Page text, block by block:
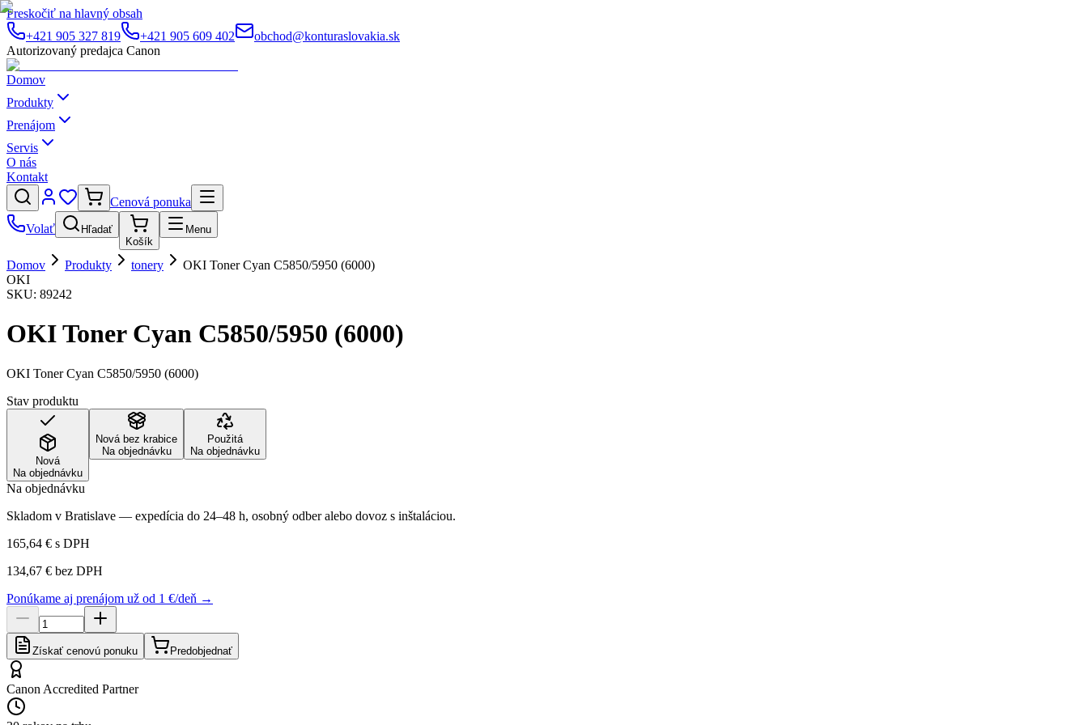
Preskočiť na hlavný obsah
+421 905 327 819
+421 905 609 402
obchod@konturaslovakia.sk
Autorizovaný predajca Canon
Domov
Produkty
Prenájom
Servis
O nás
Kontakt
Cenová ponuka
Volať
Hľadať
Košík
Menu
Domov Produkty tonery
OKI Toner Cyan C5850/5950 (6000)
OKI
SKU: 89242
OKI Toner Cyan C5850/5950 (6000)
OKI Toner Cyan C5850/5950 (6000)
Stav produktu
Nová
Na objednávku
Nová bez krabice
Na objednávku
Použitá
Na objednávku
Na objednávku
Skladom v Bratislave — expedícia do 24–48 h, osobný odber alebo dovoz s inštaláciou.
165,64 € s DPH
134,67 € bez DPH
Ponúkame aj prenájom už od 1 €/deň →
Získať cenovú ponuku Predobjednať
Canon Accredited Partner